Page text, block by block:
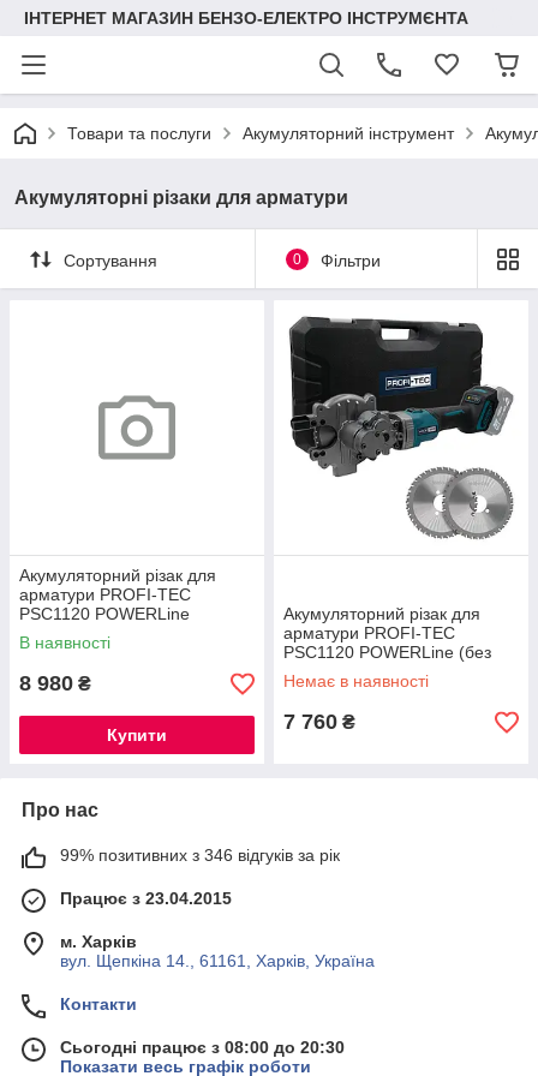
ІНТЕРНЕТ МАГАЗИН БЕНЗО-ЕЛЕКТРО ІНСТРУМЄНТА
Товари та послуги Акумуляторний інструмент
Акумуляторні різаки для арматури
Сортування 0 Фільтри
Акумуляторний різак для
арматури PROFI-TEC
PSC1120 POWERLine
(2×PT2040MP (4.0Аг),
зарядний пристрій)
В наявності
8 980 ₴
Купити
Акумуляторний різак для
арматури PROFI-TEC
PSC1120 POWERLine (без
акумулятора та зарядного
пристрою)
Немає в наявності
7 760 ₴
Про нас
99% позитивних з 346 відгуків за рік
Працює з 23.04.2015
м. Харків
вул. Щепкіна 14., 61161, Харків, Україна
Контакти
Сьогодні працює з 08:00 до 20:30
Показати весь графік роботи